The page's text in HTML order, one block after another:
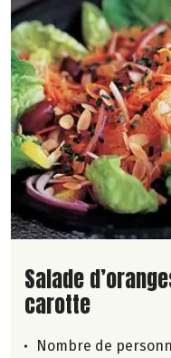
Lire la suite de
Salade
carotte
Nombre de